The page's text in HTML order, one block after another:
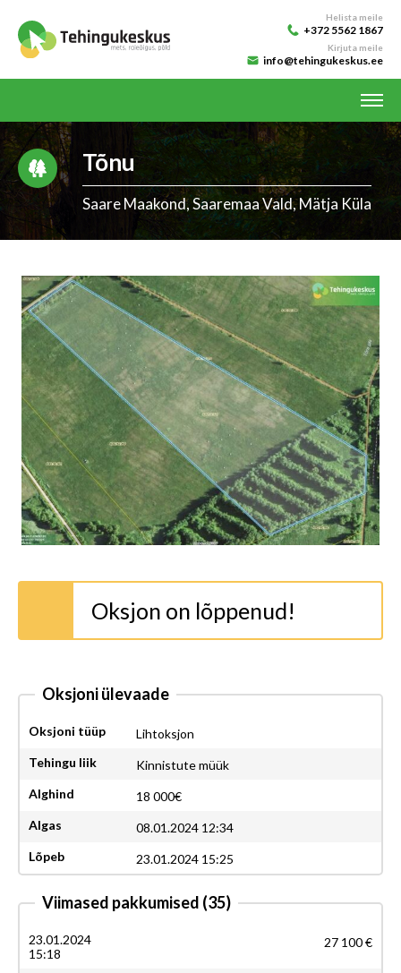
Helista meile
+372 5562 1867
Kirjuta meile
info@tehingukeskus.ee
Tõnu
Saare Maakond, Saaremaa Vald, Mätja Küla
Oksjon on lõppenud!
Oksjoni ülevaade
Oksjoni tüüp
Lihtoksjon
Tehingu liik
Kinnistute müük
Alghind
18 000€
Algas
08.01.2024 12:34
Lõpeb
23.01.2024 15:25
Viimased pakkumised (35)
23.01.2024
15:18
27 100 €